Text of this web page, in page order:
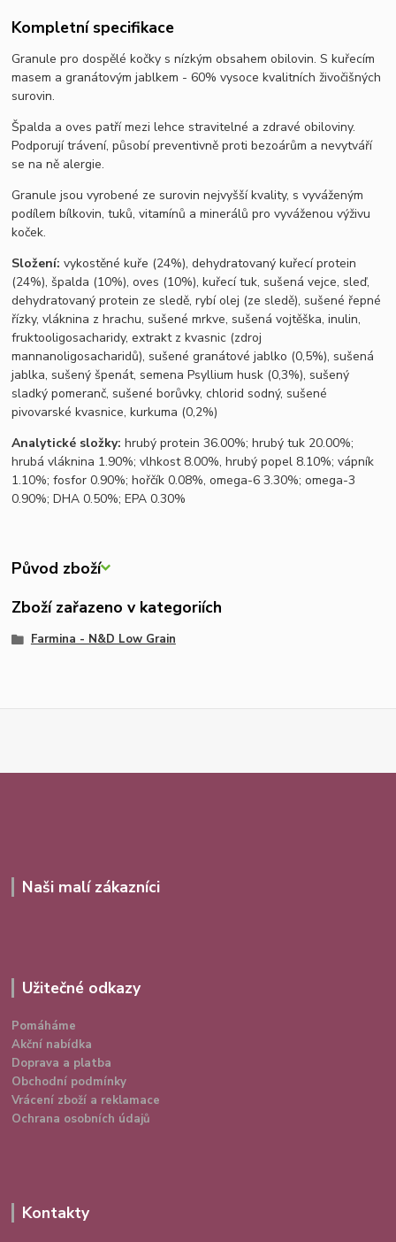
Kompletní specifikace
Granule pro dospělé kočky s nízkým obsahem obilovin. S kuřecím
masem a granátovým jablkem -60% vysoce kvalitních živočišných
surovin.
Špalda a oves patří mezi lehce stravitelné a zdravé obiloviny.
Podporují trávení, působí preventivně proti bezoárům a nevytváří
se na ně alergie.
Granule jsou vyrobené ze surovin nejvyšší kvality, s vyváženým
podílem bílkovin, tuků, vitamínů a minerálů pro vyváženou výživu
koček.
Složení:vykostěné kuře (24%), dehydratovaný kuřecí protein
(24%), špalda (10%), oves (10%), kuřecí tuk, sušená vejce, sleď,
dehydratovaný protein ze sledě, rybí olej (ze sledě), sušené řepné
řízky, vláknina z hrachu, sušené mrkve, sušená vojtěška, inulin,
fruktooligosacharidy, extrakt z kvasnic (zdroj
mannanoligosacharidů), sušené granátové jablko (0,5%), sušená
jablka, sušený špenát, semena Psyllium husk (0,3%), sušený
sladký pomeranč, sušené borůvky, chlorid sodný, sušené
pivovarské kvasnice, kurkuma (0,2%)
Analytické složky: hrubý protein 36.00%; hrubý tuk 20.00%;
hrubá vláknina 1.90%; vlhkost 8.00%, hrubý popel 8.10%; vápník
1.10%; fosfor 0.90%; hořčík 0.08%, omega-6 3.30%; omega-3
0.90%; DHA 0.50%; EPA 0.30%
Původ zboží
Zboží zařazeno v kategoriích
Farmina - N&D Low Grain
Naši malí zákazníci
Užitečné odkazy
Pomáháme
Akční nabídka
Doprava a platba
Obchodní podmínky
Vrácení zboží a reklamace
Ochrana osobních údajů
Kontakty